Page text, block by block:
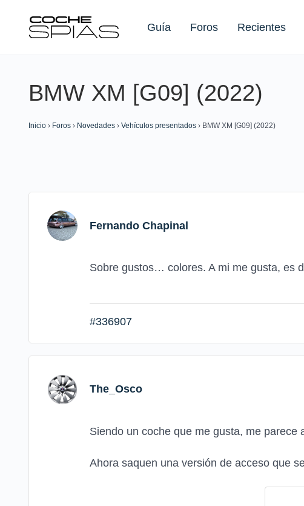
Guía Foros Recientes
Buscar:
BMW XM [G09] (2022)
Inicio › Foros › Novedades › Vehículos presentados › BMW XM [G09] (2022)
Fernando Chapinal
Sobre gustos… colores. A mi me gusta, es
#336907
The_Osco
Siendo un coche que me gusta, me
Ahora saquen una versión de acceso que